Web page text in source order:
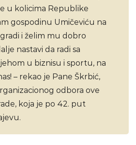
u kolicima Republike
gospodinu Umičeviću na
i želim mu dobro
nastavi da radi sa
u biznisu i sportu, na
– rekao je Pane Škrbić,
odbora ove
koja je po 42. put